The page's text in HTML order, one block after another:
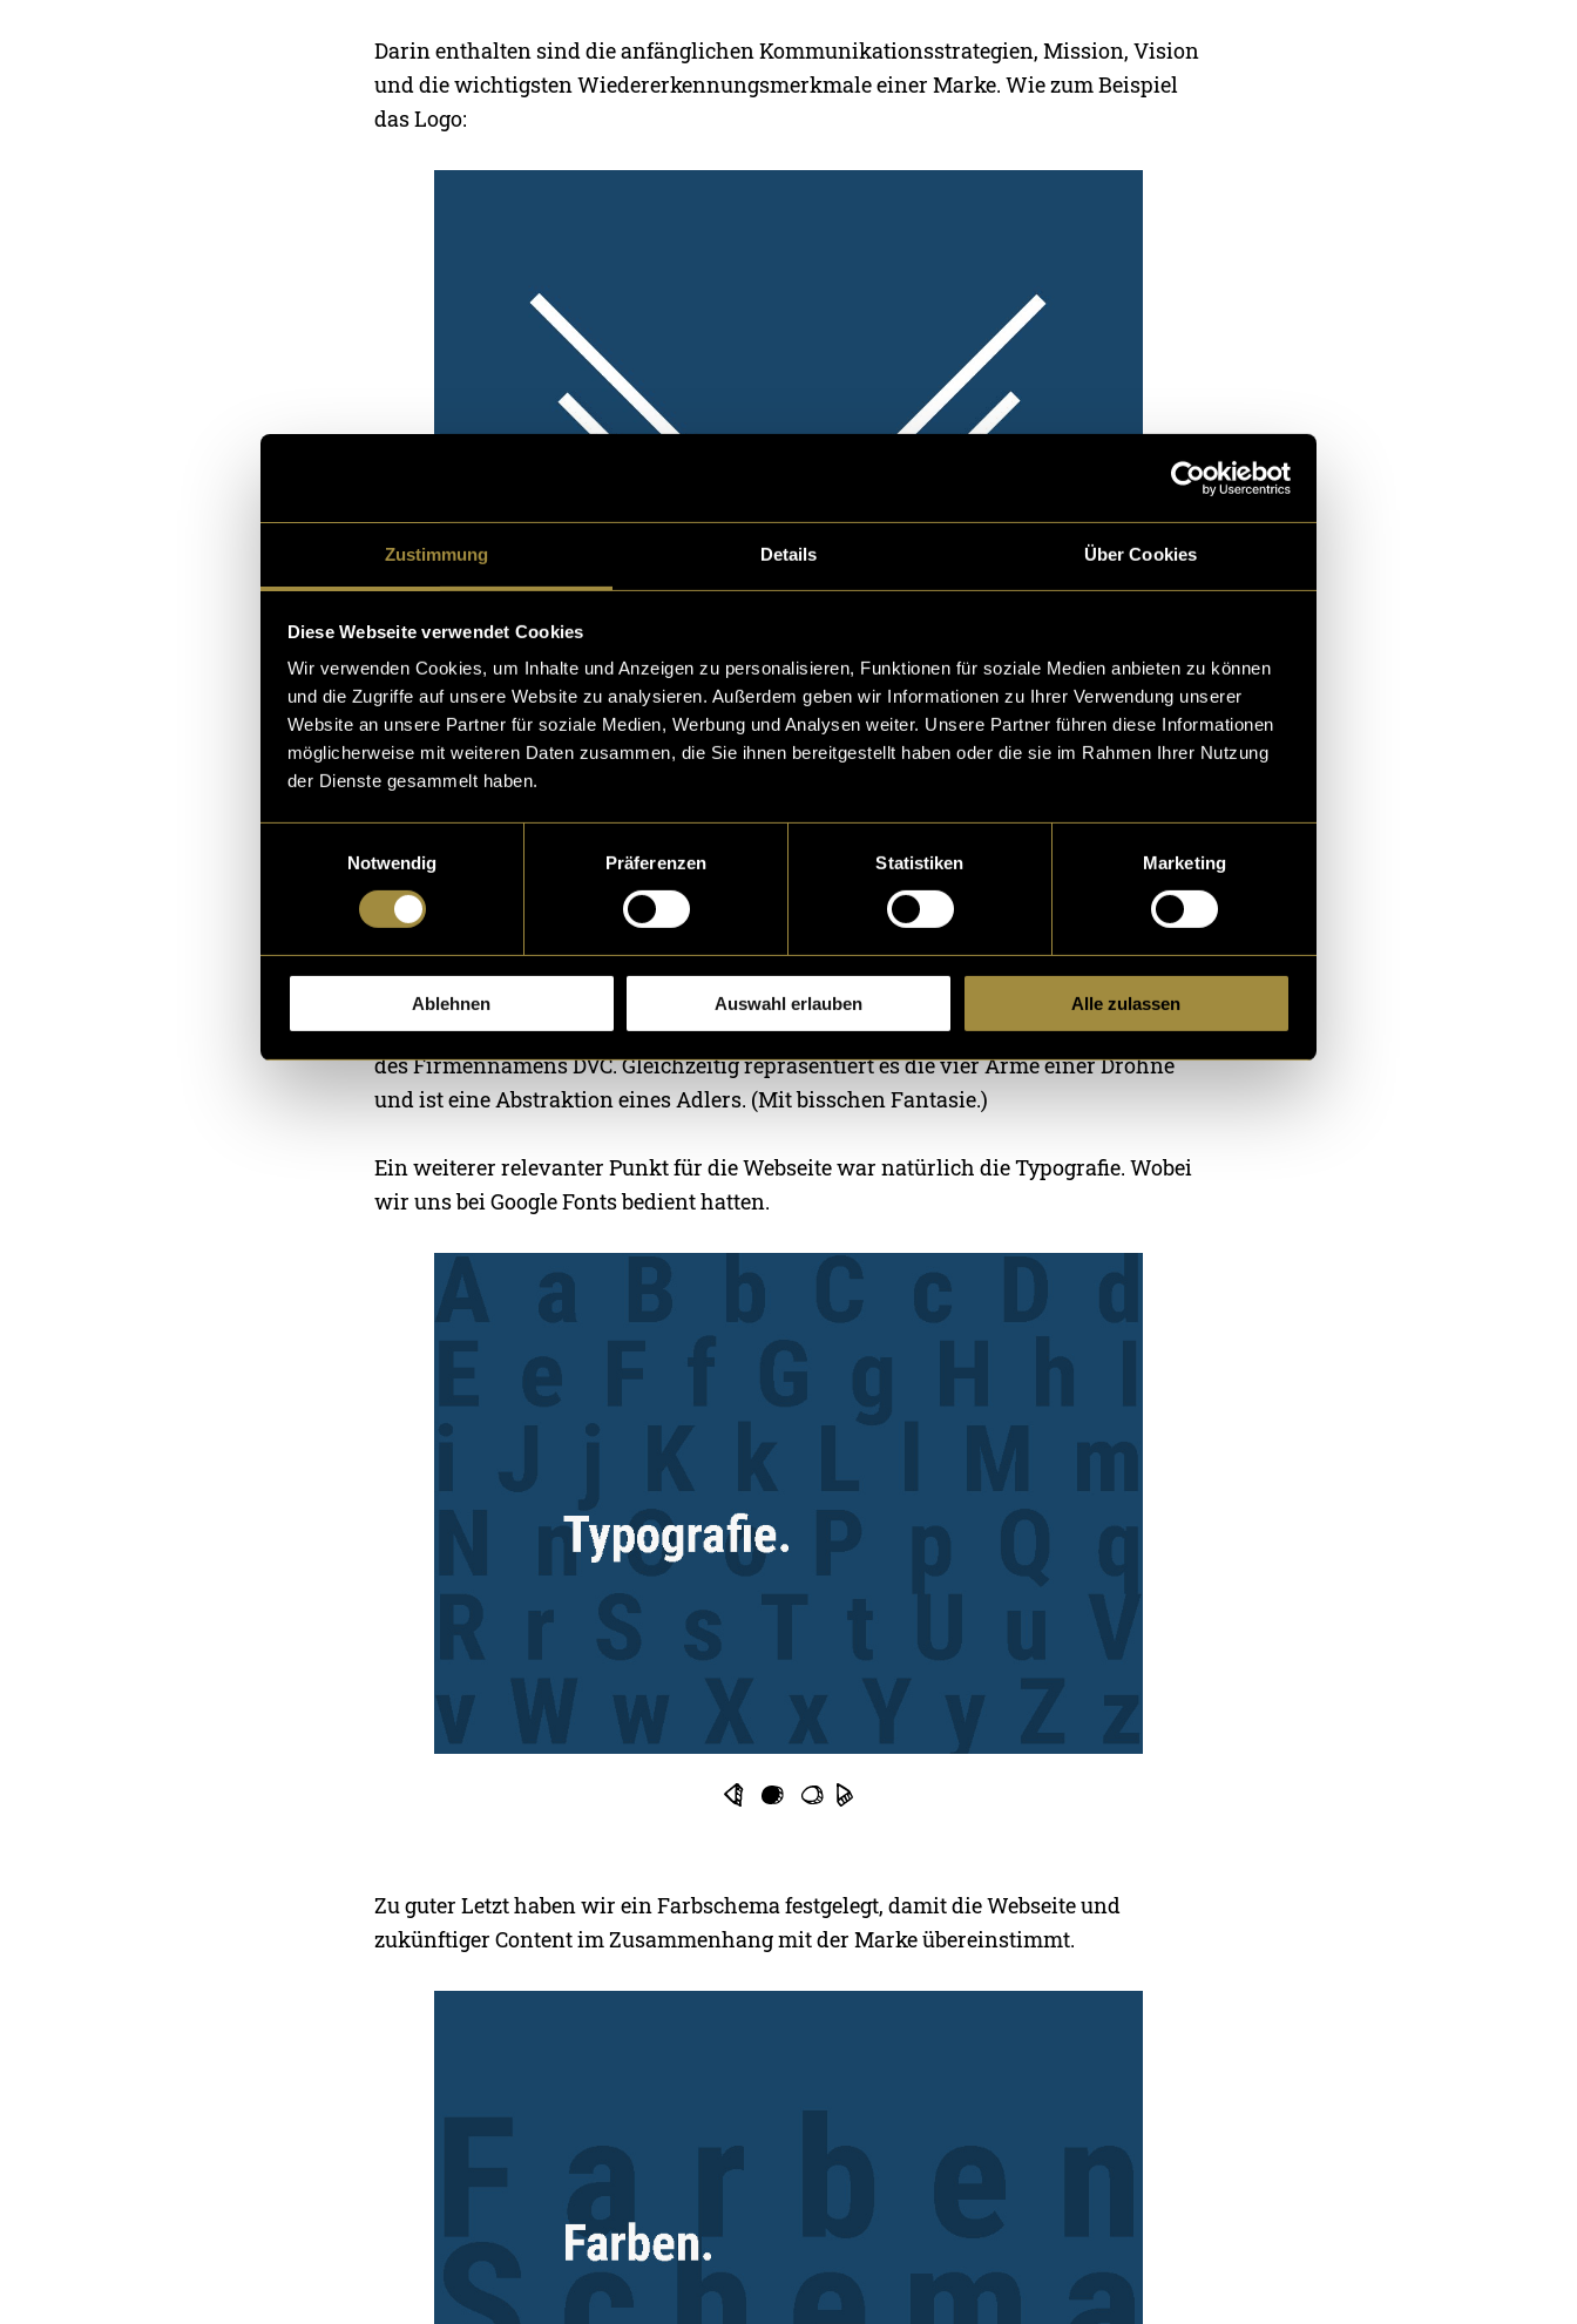
Zustimmung Details Über Cookies
Diese Webseite verwendet Cookies
Wir verwenden Cookies, um Inhalte und Anzeigen zu personalisieren, Funktionen für soziale Medien anbieten zu können
und die Zugriffe auf unsere Website zu analysieren. Außerdem geben wir Informationen zu Ihrer Verwendung unserer
Website an unsere Partner für soziale Medien, Werbung und Analysen weiter. Unsere Partner führen diese Informationen
möglicherweise mit weiteren Daten zusammen, die Sie ihnen bereitgestellt haben oder die sie im Rahmen Ihrer Nutzung
der Dienste gesammelt haben.
Notwendig
Präferenzen Statistiken Marketing
Ablehnen Auswahl erlauben Alle zulassen
Darin enthalten sind die anfänglichen Kommunikationsstrategien, Mission, Vision
und die wichtigsten Wiedererkennungsmerkmale einer Marke. Wie zum Beispiel
das Logo:
Das Logo ist in unserem Fall eigentlich relativ simpel, es besteht aus dem Kürzel
des Firmennamens DVC. Gleichzeitig repräsentiert es die vier Arme einer Drohne
und ist eine Abstraktion eines Adlers. (Mit bisschen Fantasie.)
Ein weiterer relevanter Punkt für die Webseite war natürlich die Typografie. Wobei
wir uns bei Google Fonts bedient hatten.
Zu guter Letzt haben wir ein Farbschema festgelegt, damit die Webseite und
zukünftiger Content im Zusammenhang mit der Marke übereinstimmt.